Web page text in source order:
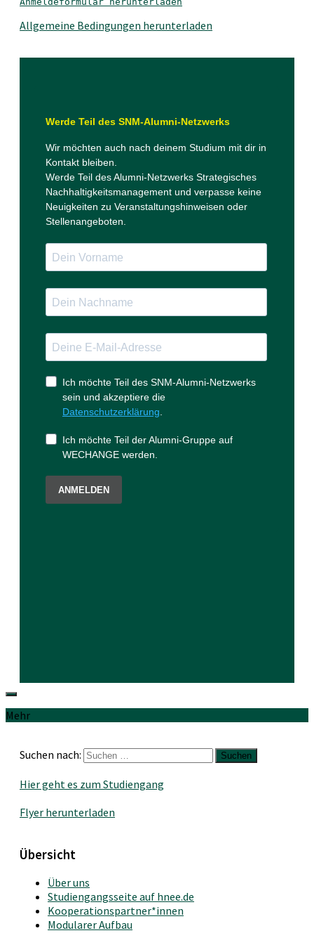
Allgemeine Bedingungen herunterladen
Mehr
Suchen nach:
Hier geht es zum Studiengang
Flyer herunterladen
Übersicht
Über uns
Studiengangsseite auf hnee.de
Kooperationspartner*innen
Modularer Aufbau